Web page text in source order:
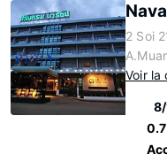
2 Soi
Voir la